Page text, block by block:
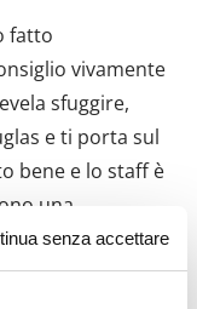
senza accettare
fatto
vivamente
sfuggire,
e ti porta sul
bene e lo staff è
una
fanno
e della